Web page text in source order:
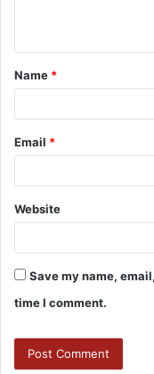
Name *
Email *
Website
Save my name,
time I comment.